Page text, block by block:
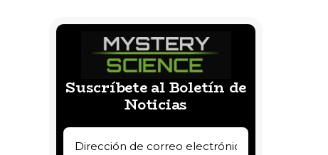
Suscríbete al Boletín de
Noticias